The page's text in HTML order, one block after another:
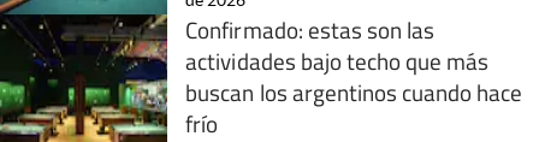
Confirmado: estas son las
actividades bajo techo que más
buscan los argentinos cuando hace
frío